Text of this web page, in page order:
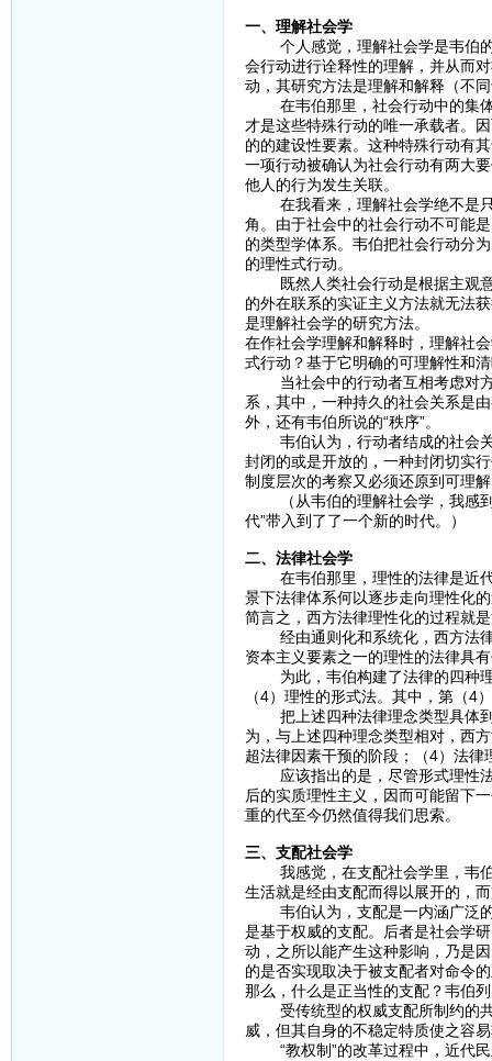
一、理解社会学
个人感觉，理解社会学是韦伯的
会行动进行诠释性的理解，并从而
动，其研究方法是理解和解释（不
在韦伯那里，社会行动中的集体
才是这些特殊行动的唯一承载者。
的的建设性要素。这种特殊行动有
一项行动被确认为社会行动有两大
他人的行为发生关联。
在我看来，理解社会学绝不是只
角。由于社会中的社会行动不可能
的类型学体系。韦伯把社会行动分
的理性式行动。
既然人类社会行动是根据主观意
的外在联系的实证主义方法就无法
是理解社会学的研究方法。
在作社会学理解和解释时，理解社
式行动？基于它明确的可理解性和
当社会中的行动者互相考虑对方
系，其中，一种持久的社会关系是
外，还有韦伯所说的“秩序”。
韦伯认为，行动者结成的社会关
封闭的或是开放的，一种封闭切实
制度层次的考察又必须还原到可理
（从韦伯的理解社会学，我感到
代”带入到了了一个新的时代。）
二、法律社会学
在韦伯那里，理性的法律是近代
景下法律体系何以逐步走向理性化
简言之，西方法律理性化的过程就
经由通则化和系统化，西方法律
资本主义要素之一的理性的法律具
为此，韦伯构建了法律的四种理
（4）理性的形式法。其中，第（4
把上述四种法律理念类型具体到
为，与上述四种理念类型相对，西
超法律因素干预的阶段；（4）法律
应该指出的是，尽管形式理性法
后的实质理性主义，因而可能留下
重的代至今仍然值得我们思索。
三、支配社会学
我感觉，在支配社会学里，韦伯
生活就是经由支配而得以展开的，
韦伯认为，支配是一内涵广泛的
是基于权威的支配。后者是社会学
动，之所以能产生这种影响，乃是
的是否实现取决于被支配者对命令
那么，什么是正当性的支配？韦伯
受传统型的权威支配所制约的共
威，但其自身的不稳定特质使之容
“教权制”的改革过程中，近代